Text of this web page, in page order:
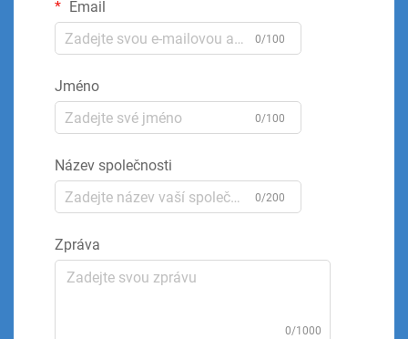
Email
0/100
Jméno
0/100
Název společnosti
0/200
Zpráva
0/1000